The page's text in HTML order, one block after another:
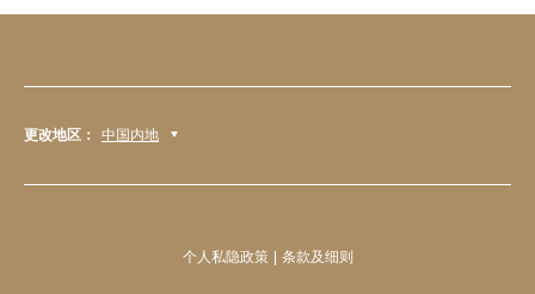
更改地区： 中国内地
个人私隐政策 条款及细则